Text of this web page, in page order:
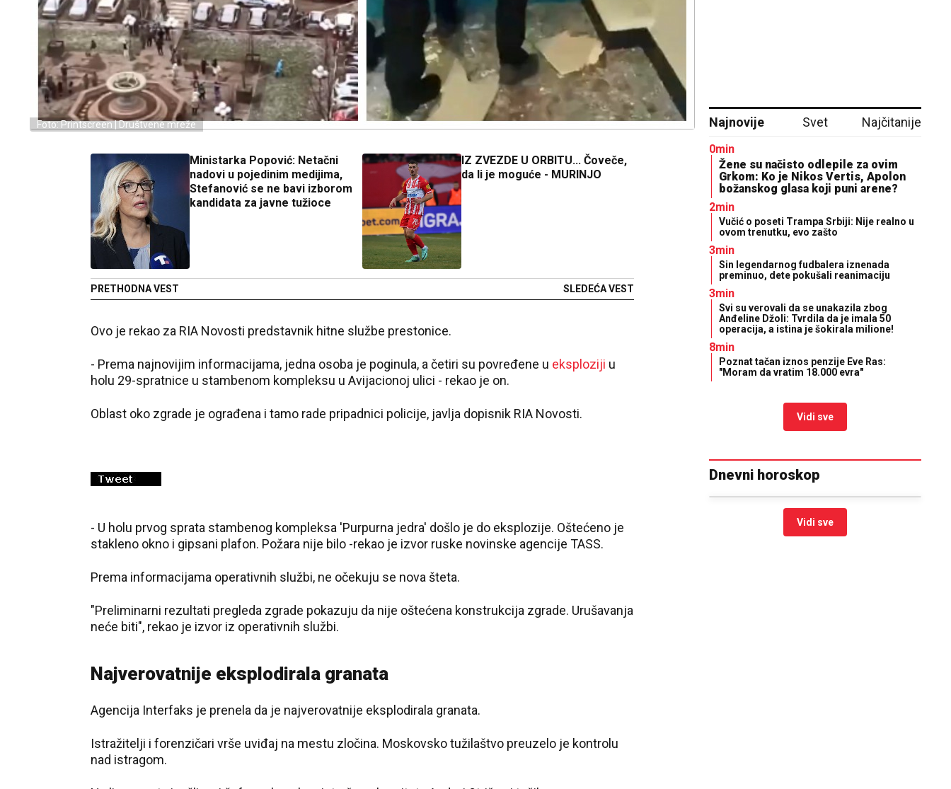
Foto: Printscreen | Društvene mreže
Ministarka Popović: Netačni
nadovi u pojedinim medijima,
Stefanović se ne bavi izborom
kandidata za javne tužioce
PRETHODNA VEST
IZ ZVEZDE U ORBITU... Čoveče,
da li je moguće - MURINJO
SLEDEĆA VEST
Ovo je rekao za RIA Novosti predstavnik hitne službe prestonice.
- Prema najnovijim informacijama, jedna osoba je poginula, a četiri su povređene u eksploziji u
holu 29-spratnice u stambenom kompleksu u Avijacionoj ulici - rekao je on.
Oblast oko zgrade je ograđena i tamo rade pripadnici policije, javlja dopisnik RIA Novosti.
- U holu prvog sprata stambenog kompleksa 'Purpurna jedra' došlo je do eksplozije. Oštećeno je
stakleno okno i gipsani plafon. Požara nije bilo -rekao je izvor ruske novinske agencije TASS.
Prema informacijama operativnih službi, ne očekuju se nova šteta.
"Preliminarni rezultati pregleda zgrade pokazuju da nije oštećena konstrukcija zgrade. Urušavanja
neće biti", rekao je izvor iz operativnih službi.
Najverovatnije eksplodirala granata
Agencija Interfaks je prenela da je najverovatnije eksplodirala granata.
Istražitelji i forenzičari vrše uviđaj na mestu zločina. Moskovsko tužilaštvo preuzelo je kontrolu
nad istragom.
Najnovije Svet Najčitanije
0min
Žene su načisto odlepile za ovim
Grkom: Ko je Nikos Vertis, Apolon
božanskog glasa koji puni arene?
2min
Vučić o poseti Trampa Srbiji: Nije realno u
ovom trenutku, evo zašto
3min
Sin legendarnog fudbalera iznenada
preminuo, dete pokušali reanimaciju
3min
Svi su verovali da se unakazila zbog
Anđeline Džoli: Tvrdila da je imala 50
operacija, a istina je šokirala milione!
8min
Poznat tačan iznos penzije Eve Ras:
"Moram da vratim 18.000 evra"
Vidi sve
Dnevni horoskop
Vidi sve